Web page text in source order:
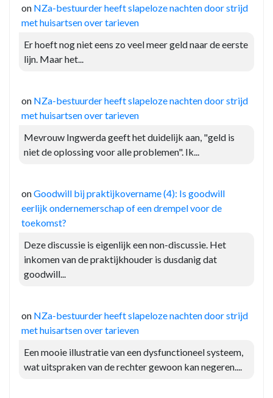
on NZa-bestuurder heeft slapeloze nachten door strijd
met huisartsen over tarieven
Er hoeft nog niet eens zo veel meer geld naar de eerste
lijn. Maar het...
on NZa-bestuurder heeft slapeloze nachten door strijd
met huisartsen over tarieven
Mevrouw Ingwerda geeft het duidelijk aan, "geld is
niet de oplossing voor alle problemen". Ik...
onGoodwill bij praktijkovername (4): Is goodwill
eerlijk ondernemerschap of een drempel voor de
toekomst?
Deze discussie is eigenlijk een non-discussie. Het
inkomen van de praktijkhouder is dusdanig dat
goodwill...
on NZa-bestuurder heeft slapeloze nachten door strijd
met huisartsen over tarieven
Een mooie illustratie van een dysfunctioneel systeem,
wat uitspraken van de rechter gewoon kan negeren....